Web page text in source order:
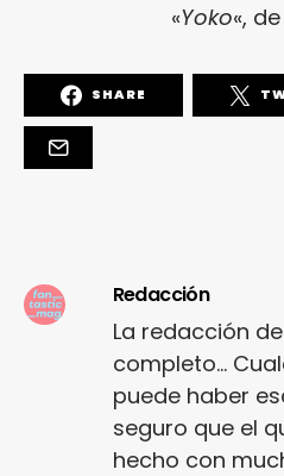
«Yoko«, de
SHARE
Redacción
La redacción
completo...
puede haber
seguro que el
hecho con